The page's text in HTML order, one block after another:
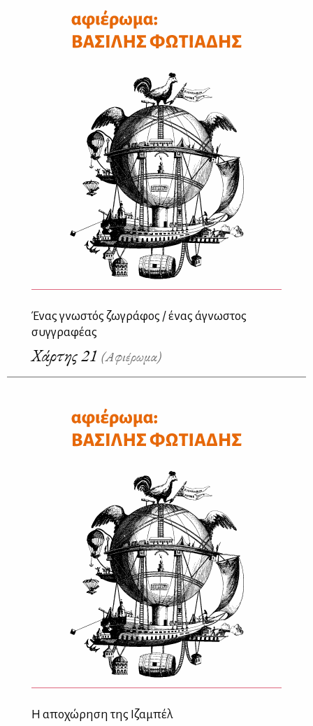
Ένας γνωστός ζωγράφος / ένας άγνωστος
συγγραφέας
Χάρτης 21 (Αφιέρωμα)
Η αποχώρηση της Ιζαμπέλ